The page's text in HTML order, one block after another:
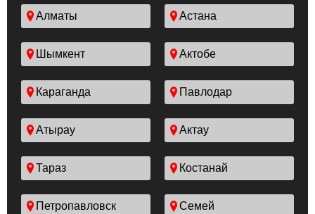
Алматы Астана
Шымкент Актобе
Караганда Павлодар
Атырау Актау
Тараз Костанай
Петропавловск Семей